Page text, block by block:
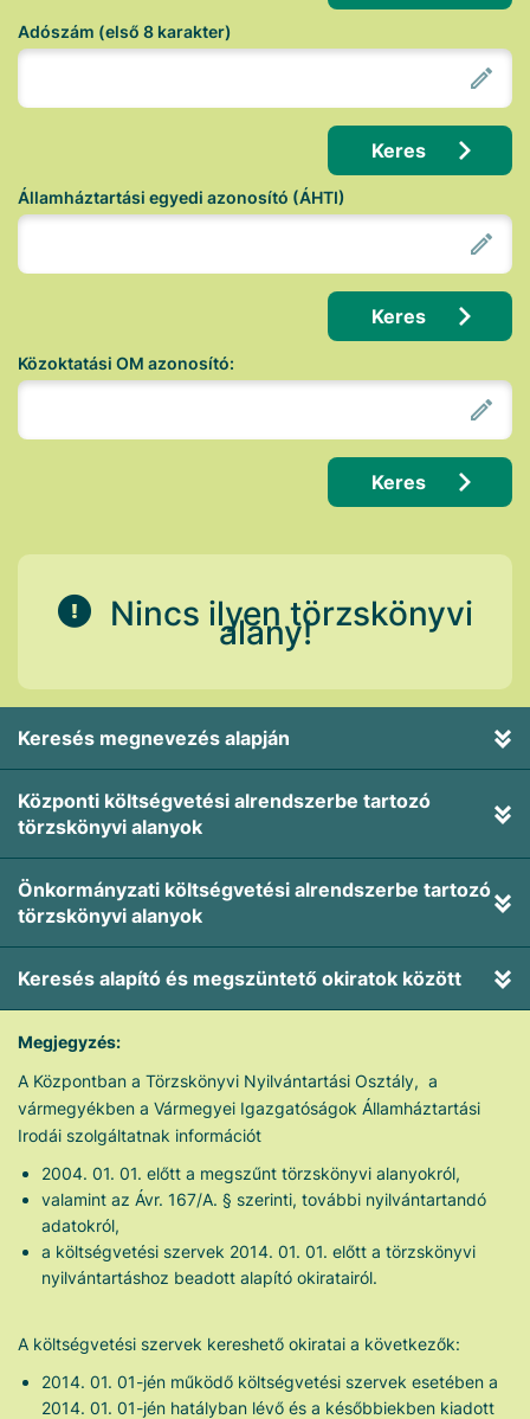
Adószám (első 8 karakter)
Keres
Államháztartási egyedi azonosító (ÁHTI)
Keres
Közoktatási OM azonosító:
Keres
Nincs ilyen törzskönyvi
alany!
Keresés megnevezés alapján
Központi költségvetési alrendszerbe tartozó
törzskönyvi alanyok
Önkormányzati költségvetési alrendszerbe tartozó
törzskönyvi alanyok
Keresés alapító és megszüntető okiratok között
Megjegyzés:
A Központban a Törzskönyvi Nyilvántartási Osztály, a
vármegyékben a Vármegyei Igazgatóságok Államháztartási
Irodái szolgáltatnak információt
2004. 01. 01. előtt a megszűnt törzskönyvi alanyokról,
valamint az Ávr. 167/A. § szerinti, további nyilvántartandó
adatokról,
a költségvetési szervek 2014. 01. 01. előtt a törzskönyvi
nyilvántartáshoz beadott alapító okiratairól.
A költségvetési szervek kereshető okiratai a következők:
2014. 01. 01-jén működő költségvetési szervek esetében a
2014. 01. 01-jén hatályban lévő és a későbbiekben kiadott